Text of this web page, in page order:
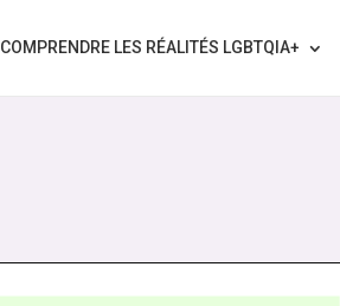
COMPRENDRE LES RÉALITÉS LGBTQIA+